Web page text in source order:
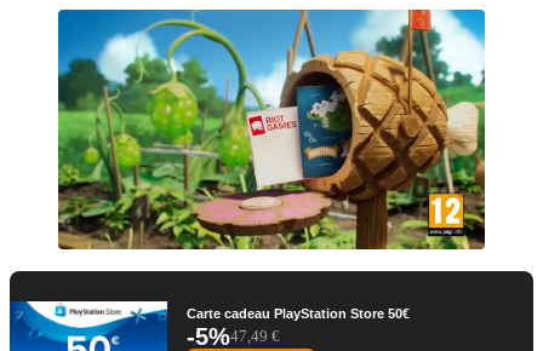
Carte cadeau PlayStation Store 50€
-5%47,49 €